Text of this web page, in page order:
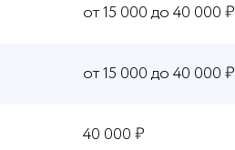
от 15 000 до 40 000 ₽
от 15 000 до 40 000 ₽
40 000 ₽